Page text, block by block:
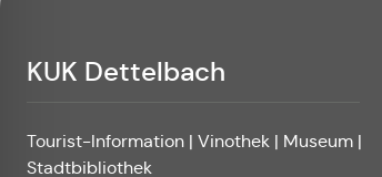
KUK Dettelbach
Tourist-Information | Vinothek | Museum |
Stadtbibliothek